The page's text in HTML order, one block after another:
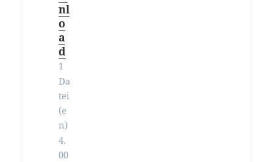
nl
o
a
d
1
Da
tei
(e
n)
4.
00